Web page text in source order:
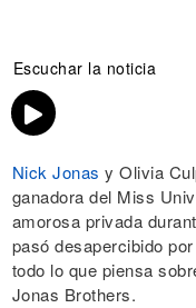
Escuchar la noticia
Nick Jonas y Olivia
ganadora del Miss
amorosa privada
pasó desapercibido
todo lo que piensa
Jonas Brothers.